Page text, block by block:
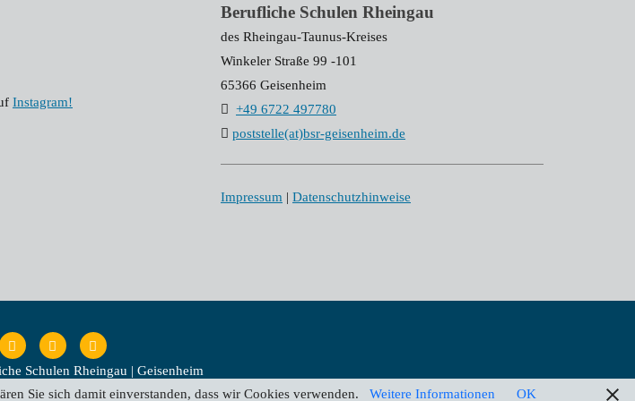
Instagram!
Berufliche Schulen Rheingau
des Rheingau-Taunus-Kreises
Winkeler Straße 99 -101
65366 Geisenheim
+49 6722 497780
poststelle(at)bsr-geisenheim.de
Impressum | Datenschutzhinweise
Schulen Rheingau | Geisenheim
Sie sich damit einverstanden, dass wir Cookies verwenden.
Weitere Informationen OK